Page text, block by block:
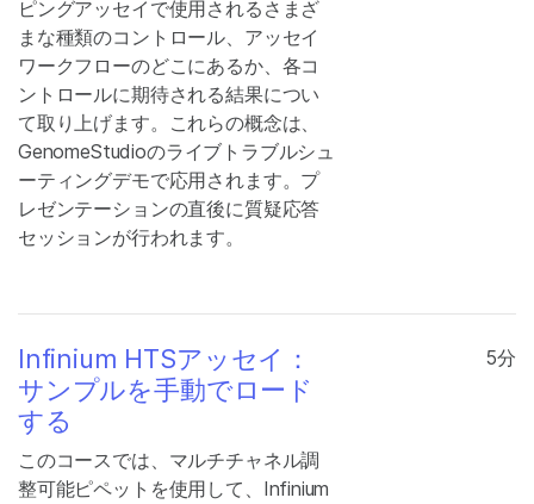
ピングアッセイで使用されるさまざ
まな種類のコントロール、アッセイ
ワークフローのどこにあるか、各コ
ントロールに期待される結果につい
て取り上げます。これらの概念は、
GenomeStudioのライブトラブルシュ
ーティングデモで応用されます。プ
レゼンテーションの直後に質疑応答
セッションが行われます。
Infinium HTSアッセイ：
サンプルを手動でロード
する
このコースでは、マルチチャネル調
整可能ピペットを使用して、Infinium
5分